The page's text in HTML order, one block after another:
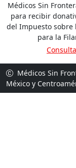
Médicos Sin
para recibir
del Impuesto sobre
para la
Médicos Sin
México y